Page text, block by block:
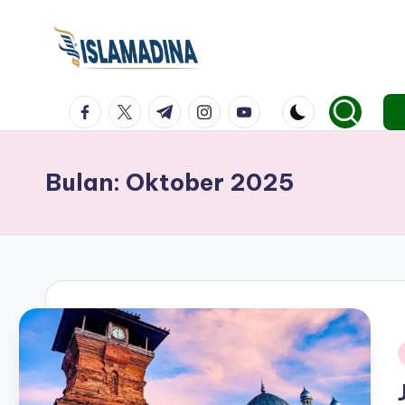
facebook.com
twitter.com
t.me instagram.com
youtube.com
Bulan: Oktober 2025